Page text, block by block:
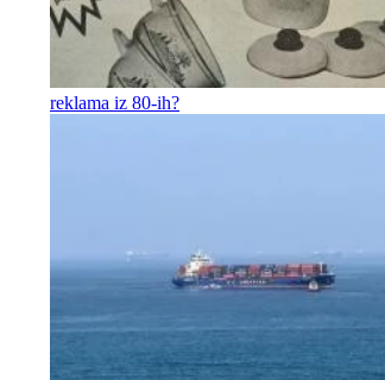
reklama iz 80-ih?